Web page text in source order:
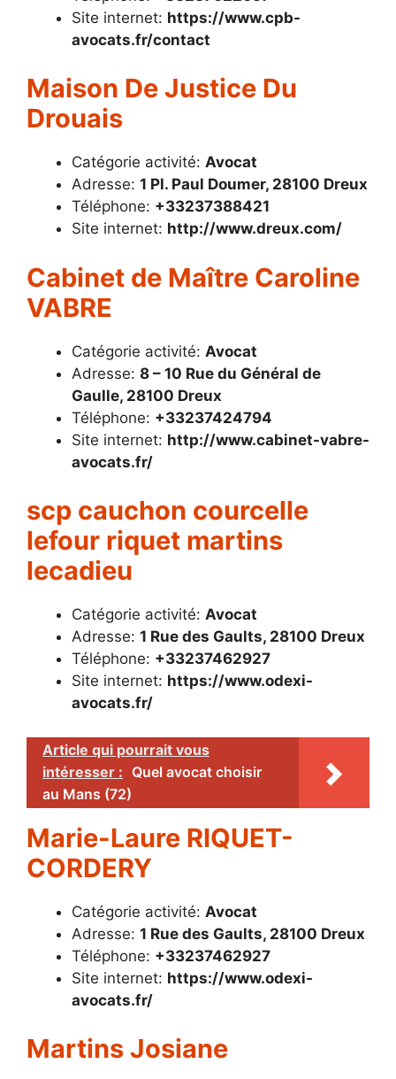
Site internet: https://www.cpb-
avocats.fr/contact
Maison De Justice Du
Drouais
Catégorie activité: Avocat
Adresse: 1 Pl. Paul Doumer, 28100 Dreux
Téléphone: +33237388421
Site internet: http://www.dreux.com/
Cabinet de Maître Caroline
VABRE
Catégorie activité: Avocat
Adresse: 8 – 10 Rue du Général de
Gaulle, 28100 Dreux
Téléphone: +33237424794
Site internet: http://www.cabinet-vabre-
avocats.fr/
scp cauchon courcelle
lefour riquet martins
lecadieu
Catégorie activité: Avocat
Adresse: 1 Rue des Gaults, 28100 Dreux
Téléphone: +33237462927
Site internet: https://www.odexi-
avocats.fr/
Article qui pourrait vous
intéresser : Quel avocat choisir
au Mans (72)
Marie-Laure RIQUET-
CORDERY
Catégorie activité: Avocat
Adresse: 1 Rue des Gaults, 28100 Dreux
Téléphone: +33237462927
Site internet: https://www.odexi-
avocats.fr/
Martins Josiane